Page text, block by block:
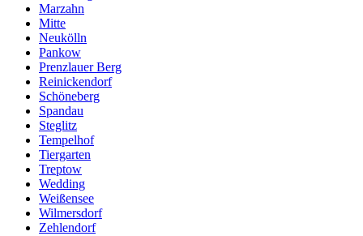
Marzahn
Mitte
Neukölln
Pankow
Prenzlauer Berg
Reinickendorf
Schöneberg
Spandau
Steglitz
Tempelhof
Tiergarten
Treptow
Wedding
Weißensee
Wilmersdorf
Zehlendorf